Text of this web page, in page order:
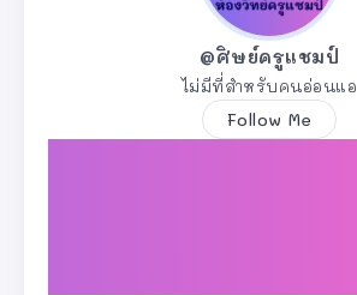
@ศิษย์ครูแชมป์
ไม่มีที่สำหรับคนอ่อนแอ
Follow Me